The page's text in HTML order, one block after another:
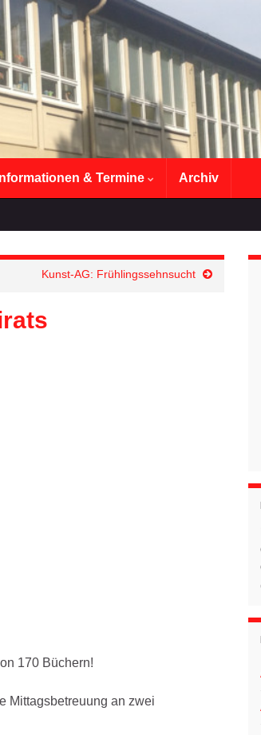
Informationen & Termine Archiv
Kunst-AG: Frühlingssehnsucht
170 Büchern!
Mittagsbetreuung an zwei